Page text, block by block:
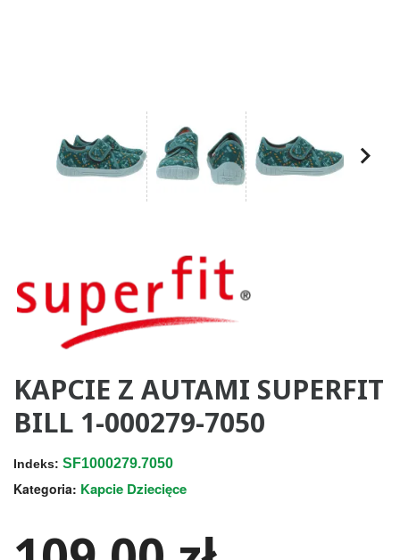
KAPCIE Z AUTAMI SUPERFIT
BILL 1-000279-7050
Indeks: SF1000279.7050
Kategoria: Kapcie Dziecięce